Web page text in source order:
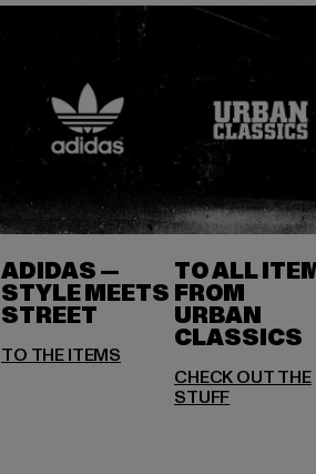
ADIDAS —
STYLE MEETS
STREET
TO ALL
FROM
URBAN
CHECK OUT THE